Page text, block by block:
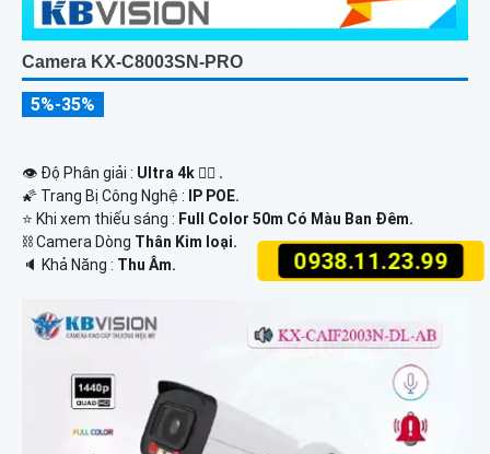
0938.11.23.99
Camera KX-C8003SN-PRO
5%-35%
👁 Độ Phân giải : Ultra 4k 👍🏾 .
🌠 Trang Bị Công Nghệ :
IP POE.
⭐ Khi xem thiếu sáng : Full Color 50m Có Màu Ban Ðêm.
⛓ Camera Dòng Thân Kim loại.
️🔈 Khả Năng : Thu Âm.